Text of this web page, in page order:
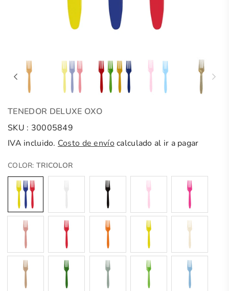
TENEDOR DELUXE OXO
SKU : 30005849
IVA incluido. Costo de envíocalculado al ir a pagar
COLOR: TRICOLOR